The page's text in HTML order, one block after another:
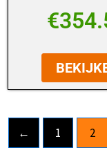
€
← 1 2